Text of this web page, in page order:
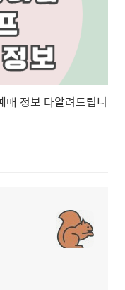
매 정보 다알려드립니